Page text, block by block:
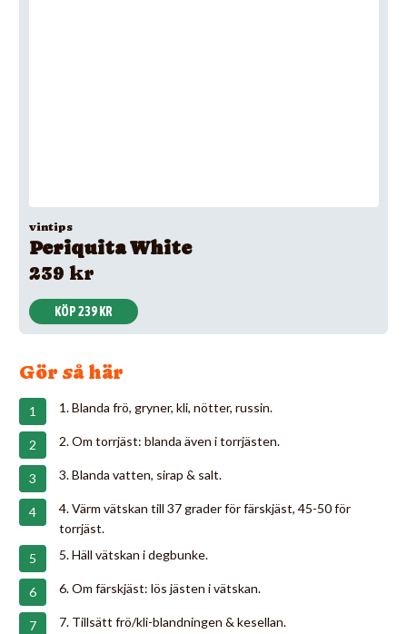
vintips
Periquita White
239 kr
KÖP 239 KR
Gör så här
1. Blanda frö, gryner, kli, nötter, russin.
2. Om torrjäst: blanda även i torrjästen.
3. Blanda vatten, sirap & salt.
4. Värm vätskan till 37 grader för färskjäst, 45-50 för
torrjäst.
5. Häll vätskan i degbunke.
6. Om färskjäst: lös jästen i vätskan.
7. Tillsätt frö/kli-blandningen & kesellan.